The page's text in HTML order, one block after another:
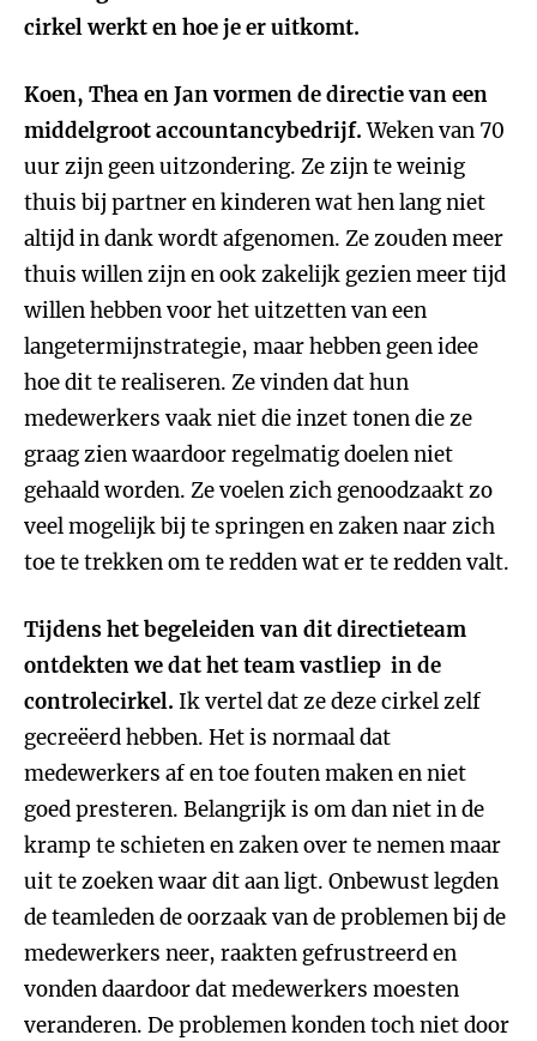
cirkel werkt en hoe je er uitkomt.
Koen, Thea en Jan vormen de directie van een
middelgroot accountancybedrijf.Weken van 70
uur zijn geen uitzondering. Ze zijn te weinig
thuis bij partner en kinderen wat hen lang niet
altijd in dank wordt afgenomen. Ze zouden meer
thuis willen zijn en ook zakelijk gezien meer tijd
willen hebben voor het uitzetten van een
langetermijnstrategie, maar hebben geen idee
hoe dit te realiseren. Ze vinden dat hun
medewerkers vaak niet die inzet tonen die ze
graag zien waardoor regelmatig doelen niet
gehaald worden. Ze voelen zich genoodzaakt zo
veel mogelijk bij te springen en zaken naar zich
toe te trekken om te redden wat er te redden valt.
Tijdens het begeleiden van dit directieteam
ontdekten we dat het team vastliep in de
controlecirkel. Ik vertel dat ze deze cirkel zelf
gecreëerd hebben. Het is normaal dat
medewerkers af en toe fouten maken en niet
goed presteren. Belangrijk is om dan niet in de
kramp te schieten en zaken over te nemen maar
uit te zoeken waar dit aan ligt. Onbewust legden
de teamleden de oorzaak van de problemen bij de
medewerkers neer, raakten gefrustreerd en
vonden daardoor dat medewerkers moesten
veranderen. De problemen konden toch niet door